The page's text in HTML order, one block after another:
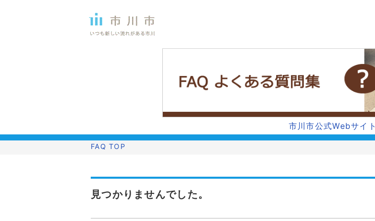
市川市公式Webサイト
FAQ TOP
見つかりませんでした。